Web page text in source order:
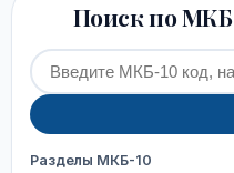
Поиск по
Разделы МКБ-10